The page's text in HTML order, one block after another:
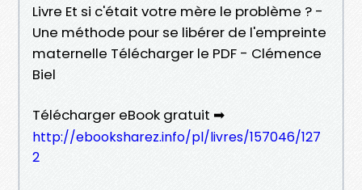
Livre Et si c'était votre mère le problème ? -
Une méthode pour se libérer de l'empreinte
maternelle Télécharger le PDF - Clémence
Biel
Télécharger eBook gratuit ➡
http://ebooksharez.info/pl/livres/157046/127
2